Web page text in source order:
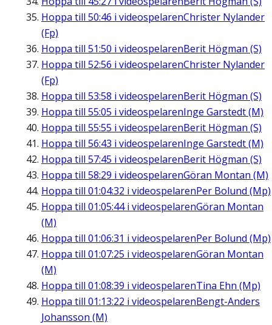
Hoppa till 50:46 i videospelarenChrister Nylander
(Fp)
Hoppa till 51:50 i videospelarenBerit Högman (S)
Hoppa till 52:56 i videospelarenChrister Nylander
(Fp)
Hoppa till 53:58 i videospelarenBerit Högman (S)
Hoppa till 55:05 i videospelarenInge Garstedt (M)
Hoppa till 55:55 i videospelarenBerit Högman (S)
Hoppa till 56:43 i videospelarenInge Garstedt (M)
Hoppa till 57:45 i videospelarenBerit Högman (S)
Hoppa till 58:29 i videospelarenGöran Montan (M)
Hoppa till 01:04:32 i videospelarenPer Bolund (Mp)
Hoppa till 01:05:44i videospelarenGöran Montan
(M)
Hoppa till 01:06:31 i videospelarenPer Bolund (Mp)
Hoppa till 01:07:25 i videospelarenGöran Montan
(M)
Hoppa till 01:08:39 i videospelarenTina Ehn (Mp)
Hoppa till 01:13:22 i videospelarenBengt-Anders
Johansson (M)